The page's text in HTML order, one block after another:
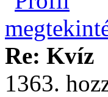
Re: Kvíz
1363.